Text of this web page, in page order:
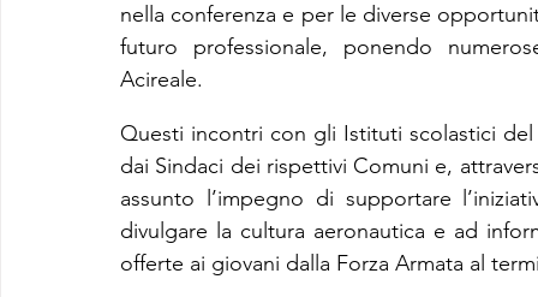
nella conferenza e per le diverse
futuro professionale, ponendo
Acireale.
Questi incontri con gli Istituti scolastici
dai Sindaci dei rispettivi Comuni e,
assunto l’impegno di supportare
divulgare la cultura aeronautica e ad
offerte ai giovani dalla Forza Armata al